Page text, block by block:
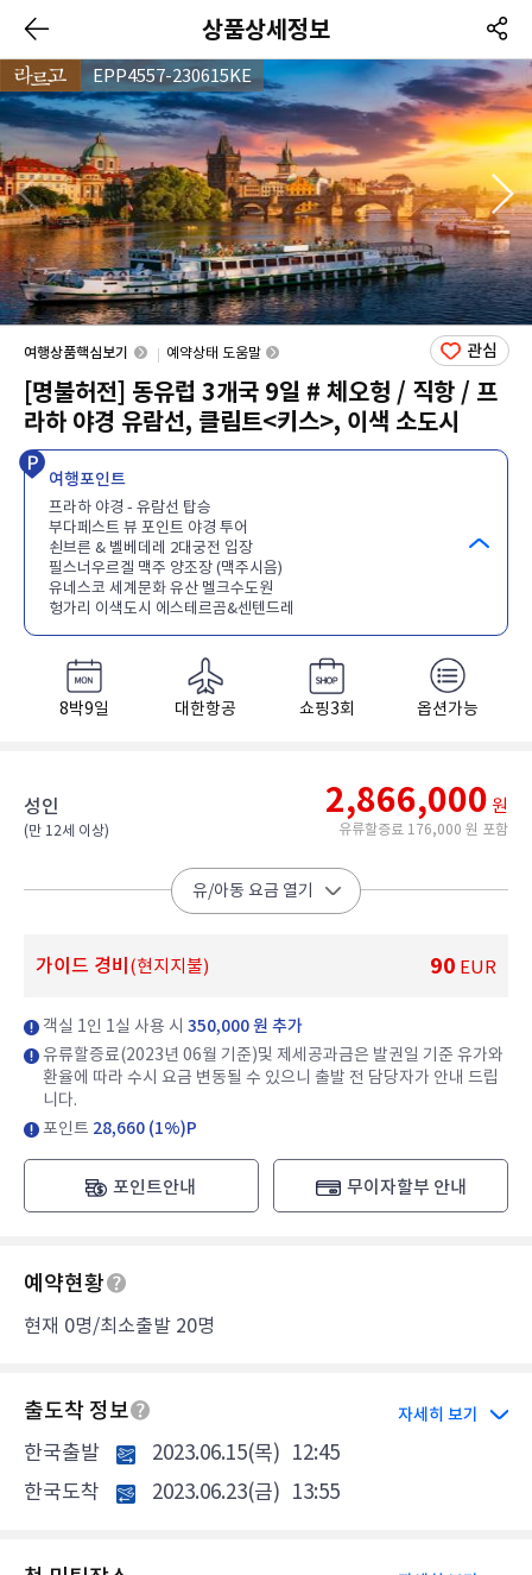
상품상세정보
EPP4557-230615KE
여행상품핵심보기 예약상태 도움말
[명불허전] 동유럽 3개국 9일 # 체오헝 / 직항 / 프
라하 야경 유람선, 클림트<키스>, 이색 소도시
여행포인트
프라하 야경 - 유람선 탑승
부다페스트 뷰 포인트 야경 투어
쇤브른 & 벨베데레 2대궁전 입장
필스너우르겔 맥주 양조장 (맥주시음)
유네스코 세계문화 유산 멜크수도원
헝가리 이색도시 에스테르곰&센텐드레
8박9일 대한항공 쇼핑3회 옵션가능
관심
성인
(만 12세 이상)​
2,866,000 원
유류할증료 176,000 원 포함
유/아동 요금 열기
가이드 경비 (현지지불) 90 EUR
객실 1인 1실 사용 시 350,000 원 추가
유류할증료(2023년 06월 기준)및 제세공과금은 발권일 기준 유가와
환율에 따라 수시 요금 변동될 수 있으니 출발 전 담당자가 안내 드립
니다.
포인트 28,660 (1%)P
포인트안내 무이자할부 안내
예약현황
현재 0명/최소출발 20명
출도착 정보 자세히 보기
한국출발 2023.06.15(목) 12:45
한국도착
2023.06.23(금) 13:55